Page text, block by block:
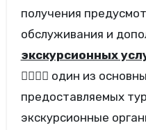
получения
обслуживания и
экскурсионных
 один из
предоставляемых
экскурсионные